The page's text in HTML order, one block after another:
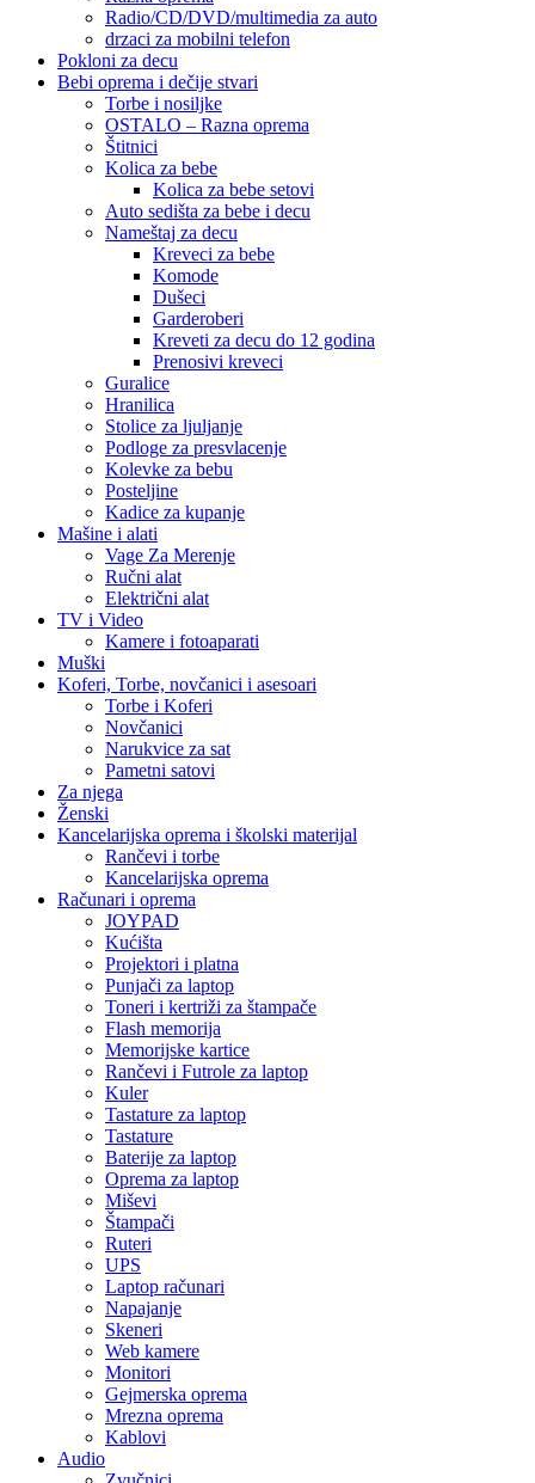
Radio/CD/DVD/multimedia za auto
drzaci za mobilni telefon
Pokloni za decu
Bebi oprema i dečije stvari
Torbe i nosiljke
OSTALO – Razna oprema
Štitnici
Kolica za bebe
Kolica za bebe setovi
Auto sedišta za bebe i decu
Nameštaj za decu
Kreveci za bebe
Komode
Dušeci
Garderoberi
Kreveti za decu do 12 godina
Prenosivi kreveci
Guralice
Hranilica
Stolice za ljuljanje
Podloge za presvlacenje
Kolevke za bebu
Posteljine
Kadice za kupanje
Mašine i alati
Vage Za Merenje
Ručni alat
Električni alat
TV i Video
Kamere i fotoaparati
Muški
Koferi, Torbe, novčanici i asesoari
Torbe i Koferi
Novčanici
Narukvice za sat
Pametni satovi
Za njega
Ženski
Kancelarijska oprema i školski materijal
Rančevi i torbe
Kancelarijska oprema
Računari i oprema
JOYPAD
Kućišta
Projektori i platna
Punjači za laptop
Toneri i kertriži za štampače
Flash memorija
Memorijske kartice
Rančevi i Futrole za laptop
Kuler
Tastature za laptop
Tastature
Baterije za laptop
Oprema za laptop
Miševi
Štampači
Ruteri
UPS
Laptop računari
Napajanje
Skeneri
Web kamere
Monitori
Gejmerska oprema
Mrezna oprema
Kablovi
Audio